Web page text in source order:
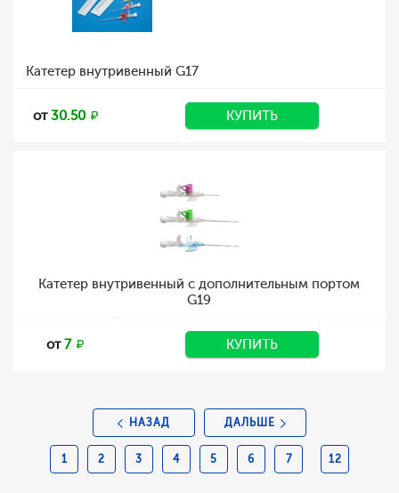
Катетер внутривенный G17
от30.50 КУПИТЬ
Катетер внутривенный с дополнительным портом
G19
от7 КУПИТЬ
НАЗАД
1 2 3 4 5 6 7 12
ДАЛЬШЕ